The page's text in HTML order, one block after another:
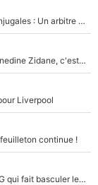
Des terrains de Ligue 1 au tribunal pour violences conjugales : Un arbitre français encourt une peine de 18 mois de prison !
Equipe de France : 10 jours après la nomination de Zinedine Zidane, c'est au tour de son fils de prendre un nouveau départ !
Liverpool
continue !
Akliouche, Mika Godts... La semaine à 100M€ du PSG qui fait basculer le mercato du PSG !